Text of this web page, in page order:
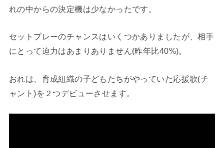
れの中からの決定機は少なかったです。
セットプレーのチャンスはいくつかありましたが、相手
にとって迫力はあまりありません(昨年比40%)。
おれは、育成組織の子どもたちがやっていた応援歌(チ
ャント)を２つデビューさせます。